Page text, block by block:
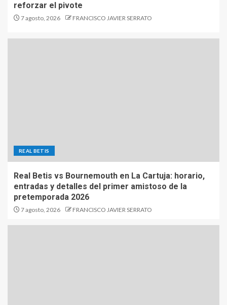
reforzar el pivote
7 agosto, 2026 FRANCISCO JAVIER SERRATO
REAL BETIS
Real Betis vs Bournemouth en La Cartuja: horario,
entradas y detalles del primer amistoso de la
pretemporada 2026
7 agosto, 2026 FRANCISCO JAVIER SERRATO